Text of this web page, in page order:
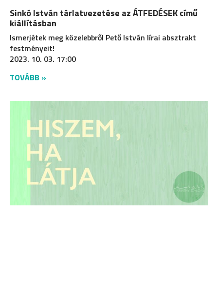
Sinkó István tárlatvezetése az ÁTFEDÉSEK című
kiállításban
Ismerjétek meg közelebbről Pető István lírai absztrakt
festményeit!
2023. 10. 03. 17:00
TOVÁBB »